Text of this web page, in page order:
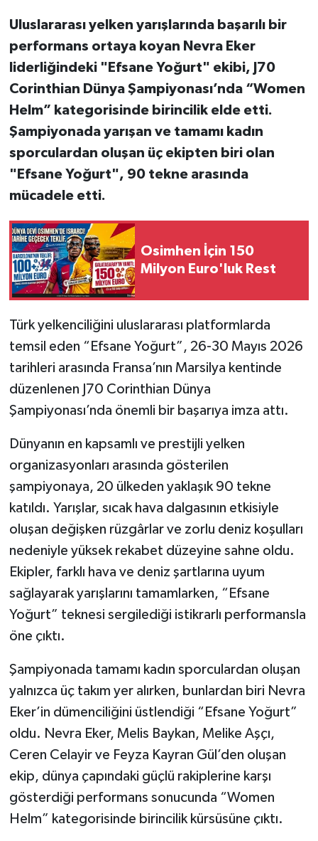
Uluslararası yelken yarışlarında başarılı bir
performans ortaya koyan Nevra Eker
liderliğindeki "Efsane Yoğurt" ekibi, J70
Corinthian Dünya Şampiyonası’nda “Women
Helm” kategorisinde birincilik elde etti.
Şampiyonada yarışan ve tamamı kadın
sporculardan oluşan üç ekipten biri olan
"Efsane Yoğurt", 90 tekne arasında
mücadele etti.
Osimhen İçin 150
Milyon Euro'luk Rest
Türk yelkenciliğini uluslararası platformlarda
temsil eden “Efsane Yoğurt”, 26-30 Mayıs 2026
tarihleri arasında Fransa’nın Marsilya kentinde
düzenlenen J70 Corinthian Dünya
Şampiyonası’nda önemli bir başarıya imza attı.
Dünyanın en kapsamlı ve prestijli yelken
organizasyonları arasında gösterilen
şampiyonaya, 20 ülkeden yaklaşık 90 tekne
katıldı. Yarışlar, sıcak hava dalgasının etkisiyle
oluşan değişken rüzgârlar ve zorlu deniz koşulları
nedeniyle yüksek rekabet düzeyine sahne oldu.
Ekipler, farklı hava ve deniz şartlarına uyum
sağlayarak yarışlarını tamamlarken, “Efsane
Yoğurt” teknesi sergilediği istikrarlı performansla
öne çıktı.
Şampiyonada tamamı kadın sporculardan oluşan
yalnızca üç takım yer alırken, bunlardan biri Nevra
Eker’in dümenciliğini üstlendiği “Efsane Yoğurt”
oldu. Nevra Eker, Melis Baykan, Melike Aşçı,
Ceren Celayir ve Feyza Kayran Gül’den oluşan
ekip, dünya çapındaki güçlü rakiplerine karşı
gösterdiği performans sonucunda “Women
Helm” kategorisinde birincilik kürsüsüne çıktı.